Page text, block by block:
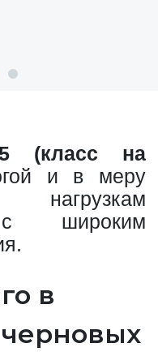
(класс на
и в меру
с широким
в